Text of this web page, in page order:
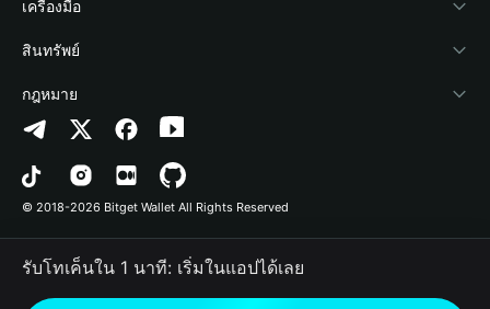
ข่าวสารด้านคริปโต
ศูนย์ช่วยเหลือ
ติดต่อเรา
ทรัพยากรข้อมูลของแบรนด์
อาชีพ
Payfi Crypto
Crypto Swap API
Altcoin Season Index
Prediction Markets
DApp
RWA
เชื่อมต่อ Wallet
Bitget Wallet Pay
ลิสต์โปรเจกต์
Protection Fund
เทคโนโลยีความปลอดภัย
เครื่องมือ
ซื้อคริปโต
การตรวจจับการอนุญาต
การตรวจจับสัญญา
การโอนเป็นชุด
สินทรัพย์
Arbitrum
Avalanche
Bitcoin
Polygon
กฎหมาย
นโยบายความเป็นส่วนตัว
ข้อตกลงในการใช้บริการ
© 2018-2026 Bitget Wallet All Rights Reserved
รับโทเค็นใน 1 นาที: เริ่มในแอปได้เลย